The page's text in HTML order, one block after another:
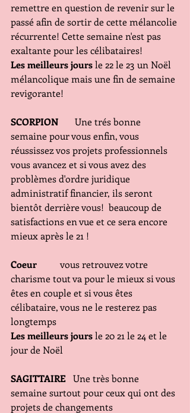
remettre en question de revenir sur le
passé afin de sortir de cette mélancolie
récurrente! Cette semaine n'est pas
exaltante pour les célibataires!
Les meilleurs jours le 22 le 23 un Noël
mélancolique mais une fin de semaine
revigorante!
SCORPION
       Une trés bonne
semaine pour vous enfin, vous
réussissez vos projets professionnels
vous avancez et si vous avez des
problèmes d'ordre juridique
administratif financier, ils seront
bientôt derrière vous!  beaucoup de
satisfactions en vue et ce sera encore
mieux après le 21 !
Coeur
         vous retrouvez votre
charisme tout va pour le mieux si vous
êtes en couple et si vous êtes
célibataire, vous ne le resterez pas
longtemps
Les meilleurs jours le 20 21 le 24 et le
jour de Noël
SAGITTAIRE
   Une très bonne
semaine surtout pour ceux qui ont des
projets de changements